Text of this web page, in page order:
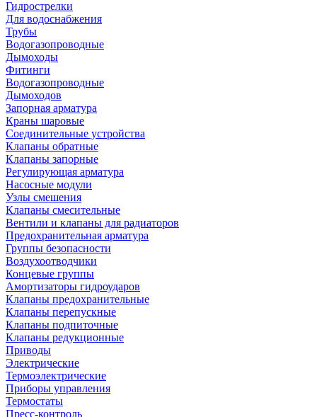
Гидрострелки
Для водоснабжения
Трубы
Водогазопроводные
Дымоходы
Фитинги
Водогазопроводные
Дымоходов
Запорная арматура
Краны шаровые
Соединительные устройства
Клапаны обратные
Клапаны запорные
Регулирующая арматура
Насосные модули
Узлы смешения
Клапаны смесительные
Вентили и клапаны для радиаторов
Предохранительная арматура
Группы безопасности
Воздухоотводчики
Концевые группы
Амортизаторы гидроударов
Клапаны предохранительные
Клапаны перепускные
Клапаны подпиточные
Клапаны редукционные
Приводы
Электрические
Термоэлектрические
Приборы управления
Термостаты
Пресс-контроль